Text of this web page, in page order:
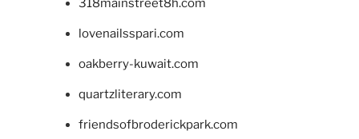
318mainstreet8h.com
lovenailsspari.com
oakberry-kuwait.com
quartzliterary.com
friendsofbroderickpark.com